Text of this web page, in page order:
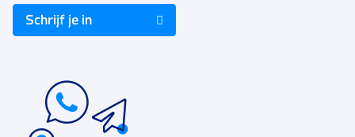
Schrijf je in